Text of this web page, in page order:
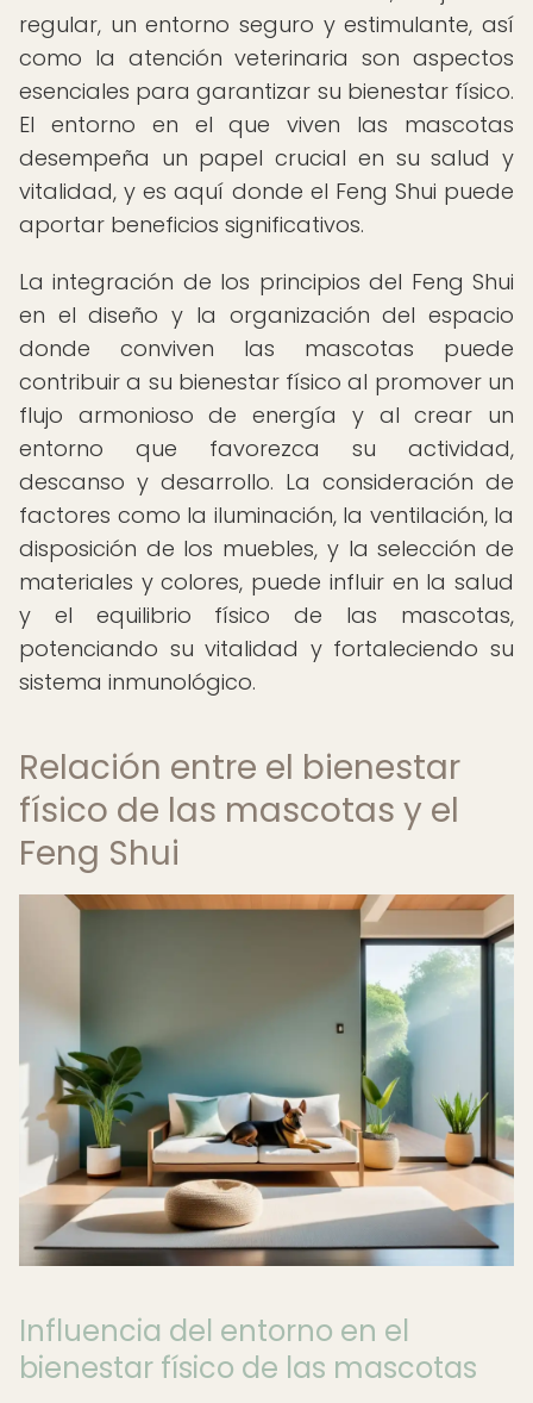
regular, un entorno seguro y estimulante, así
como la atención veterinaria son aspectos
esenciales para garantizar su bienestar físico.
El entorno en el que viven las mascotas
desempeña un papel crucial en su salud y
vitalidad, y es aquí donde el Feng Shui puede
aportar beneficios significativos.
La integración de los principios del Feng Shui
en el diseño y la organización del espacio
donde conviven las mascotas puede
contribuir a su bienestar físico al promover un
flujo armonioso de energía y al crear un
entorno que favorezca su actividad,
descanso y desarrollo. La consideración de
factores como la iluminación, la ventilación, la
disposición de los muebles, y la selección de
materiales y colores, puede influir en la salud
y el equilibrio físico de las mascotas,
potenciando su vitalidad y fortaleciendo su
sistema inmunológico.
Relación entre el bienestar
físico de las mascotas y el
Feng Shui
Influencia del entorno en el
bienestar físico de las mascotas